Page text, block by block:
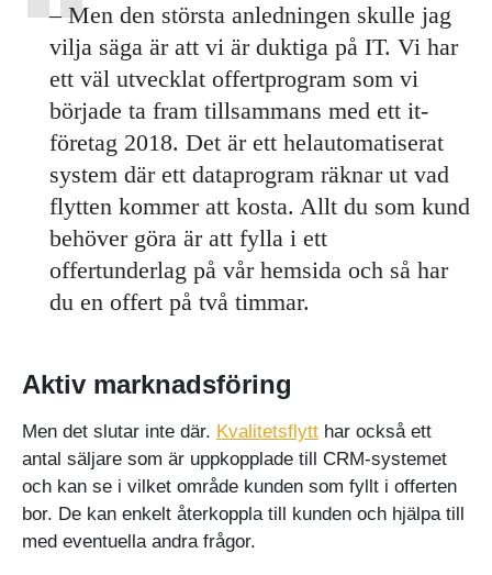
– Men den största anledningen skulle jag
vilja säga är att vi är duktiga på IT. Vi har
ett väl utvecklat offertprogram som vi
började ta fram tillsammans med ett it-
företag 2018. Det är ett helautomatiserat
system där ett dataprogram räknar ut vad
flytten kommer att kosta. Allt du som kund
behöver göra är att fylla i ett
offertunderlag på vår hemsida och så har
du en offert på två timmar.
Aktiv marknadsföring
Men det slutar inte där. Kvalitetsflytt har också ett
antal säljare som är uppkopplade till CRM-systemet
och kan se i vilket område kunden som fyllt i offerten
bor. De kan enkelt återkoppla till kunden och hjälpa till
med eventuella andra frågor.